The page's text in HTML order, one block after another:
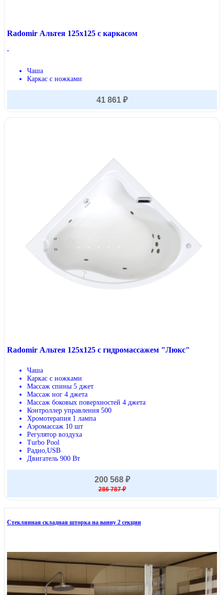
Radomir Альтея 125x125 с каркасом
Чаша
Каркас с ножками
41 861 ₽
Radomir Альтея 125x125 с гидромассажем "Люкс"
Чаша
Каркас с ножками
Массаж спины 5 джет
Массаж ног 4 джета
Массаж боковых поверхностей 4 джета
Контроллер управления 500
Хромотерапия 1 лампа
Аэромассаж 10 шт
Регулятор воздуха
Turbo Pool
Радио,USB
Двигатель 900 Вт
200 568 ₽
286 787 ₽
Стеклянная складная шторка на ванну 2 секции